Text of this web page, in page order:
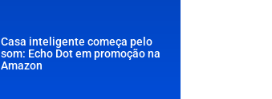
Casa inteligente começa pelo
som: Echo Dot em promoção na
Amazon